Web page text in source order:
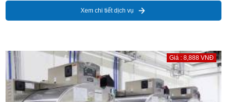
Xem chi tiết dịch vụ
Giá : 8,888 VNĐ